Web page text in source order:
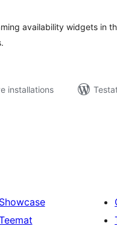
availability widgets in
installations
Showcase